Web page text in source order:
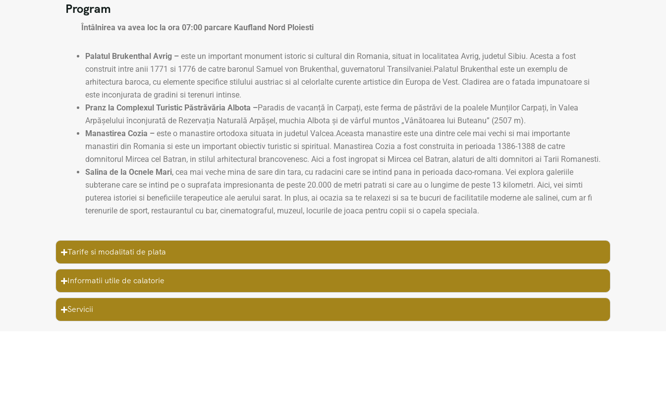
Program
Întâlnirea va avea loc la ora 07:00 parcare Kaufland Nord Ploiesti
Palatul Brukenthal Avrig – este un important monument istoric si cultural din Romania, situat in localitatea Avrig, judetul Sibiu. Acesta a fost
construit intre anii 1771 si 1776 de catre baronul Samuel von Brukenthal, guvernatorul Transilvaniei.Palatul Brukenthal este un exemplu de
arhitectura baroca, cu elemente specifice stilului austriac si al celorlalte curente artistice din Europa de Vest. Cladirea are o fatada impunatoare si
este inconjurata de gradini si terenuri intinse.
Pranz la Complexul Turistic Păstrăvăria Albota –Paradis de vacanță în Carpați, este ferma de păstrăvi de la poalele Munților Carpați, în Valea
Arpășelului înconjurată de Rezervația Naturală Arpășel, muchia Albota și de vârful muntos „Vânătoarea lui Buteanu” (2507 m).
Manastirea Cozia – este o manastire ortodoxa situata in judetul Valcea.Aceasta manastire este una dintre cele mai vechi si mai importante
manastiri din Romania si este un important obiectiv turistic si spiritual. Manastirea Cozia a fost construita in perioada 1386-1388 de catre
domnitorul Mircea cel Batran, in stilul arhitectural brancovenesc. Aici a fost ingropat si Mircea cel Batran, alaturi de alti domnitori ai Tarii Romanesti.
Salina de la Ocnele Mari, cea mai veche mina de sare din tara, cu radacini care se intind pana in perioada daco-romana. Vei explora galeriile
subterane care se intind pe o suprafata impresionanta de peste 20.000 de metri patrati si care au o lungime de peste 13 kilometri. Aici, vei simti
puterea istoriei si beneficiile terapeutice ale aerului sarat. In plus, ai ocazia sa te relaxezi si sa te bucuri de facilitatile moderne ale salinei, cum ar fi
terenurile de sport, restaurantul cu bar, cinematograful, muzeul, locurile de joaca pentru copii si o capela speciala.
Tarife si modalitati de plata
Informatii utile de calatorie
Servicii